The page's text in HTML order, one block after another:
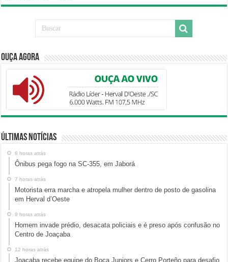
Ouça Agora
Últimas Notícias
6 horas atrás
Ônibus pega fogo na SC-355, em Jaborá
7 horas atrás
Motorista erra marcha e atropela mulher dentro de posto de gasolina
em Herval d’Oeste
9 horas atrás
Homem invade prédio, desacata policiais e é preso após confusão no
Centro de Joaçaba
12 horas atrás
Joaçaba recebe equipe do Boca Juniors e Cerro Porteño para desafio